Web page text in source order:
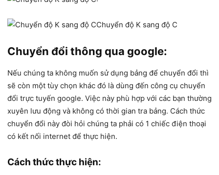
Chuyển độ K sang độ C
Chuyển đổi thông qua google:
Nếu chúng ta không muốn sử dụng bảng để chuyển đổi thì
sẽ còn một tùy chọn khác đó là dùng đến công cụ chuyển
đổi trực tuyến google. Việc này phù hợp với các bạn thường
xuyên lưu động và không có thời gian tra bảng. Cách thức
chuyển đổi này đòi hỏi chúng ta phải có 1 chiếc điện thoại
có kết nối internet để thực hiện.
Cách thức thực hiện: